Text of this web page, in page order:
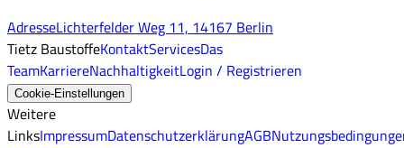
AdresseLichterfelder Weg 11, 14167 Berlin
Tietz BaustoffeKontaktServicesDas
TeamKarriereNachhaltigkeitLogin / Registrieren
Cookie-Einstellungen
Weitere
LinksImpressumDatenschutzerklärungAGB